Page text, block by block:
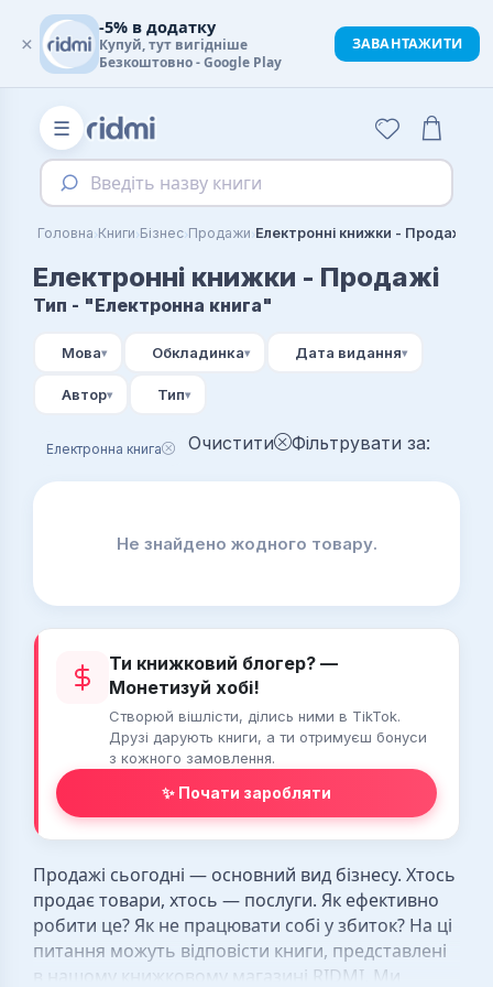
☰
Введіть назву книги
Головна›Книги›Бізнес›Продажи›Електронні книжки - Продажі
Електронні книжки - Продажі
Тип - "Електронна книга"
Мова Обкладинка Дата видання
Автор Тип
Електронна книга Очистити Фільтрувати за:
Не знайдено жодного товару.
Ти книжковий блогер? —
Монетизуй хобі!
Створюй вішлісти, ділись ними в TikTok.
Друзі дарують книги, а ти отримуєш бонуси
з кожного замовлення.
✨ Почати заробляти
Продажі сьогодні — основний вид бізнесу. Хтось
продає товари, хтось — послуги. Як ефективно
робити це? Як не працювати собі у збиток? На ці
питання можуть відповісти книги, представлені
в нашому книжковому магазині RIDMI. Ми
×
-5% в додатку
Купуй, тут вигідніше
Безкоштовно - Google Play
ЗАВАНТАЖИТИ